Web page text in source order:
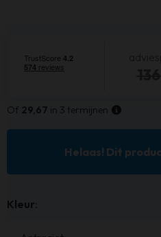
Of 29,67 in 3 termijnen
Helaas! Dit
Kleur